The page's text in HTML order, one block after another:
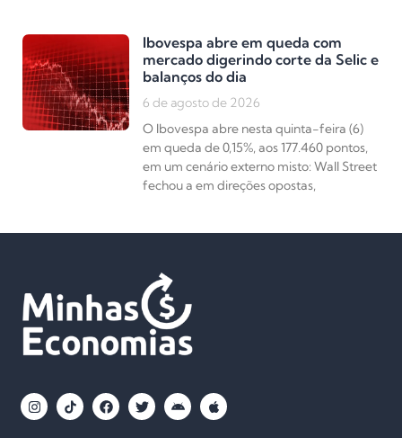
Ibovespa abre em queda com
mercado digerindo corte da Selic e
balanços do dia
6 de agosto de 2026
O Ibovespa abre nesta quinta-feira (6)
em queda de 0,15%, aos 177.460 pontos,
em um cenário externo misto: Wall Street
fechou a em direções opostas,